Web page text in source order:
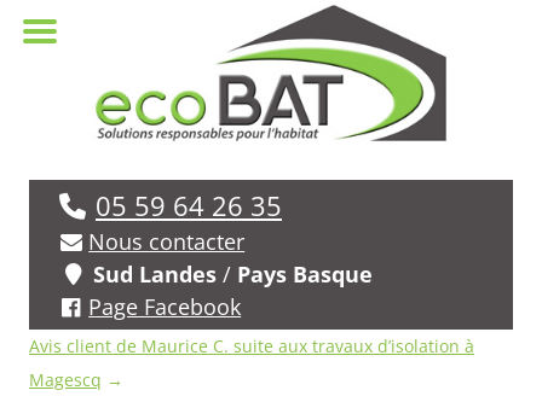
05 59 64 26 35
Nous contacter
Sud Landes / Pays Basque
Page Facebook
Navigation
des
Avis client de Maurice C. suite aux travaux d’isolation à
Magescq →